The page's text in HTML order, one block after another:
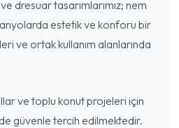
dresuar tasarımlarımız; nem
estetik ve konforu bir
ve ortak kullanım alanlarında
ve toplu konut projeleri için
güvenle tercih edilmektedir.